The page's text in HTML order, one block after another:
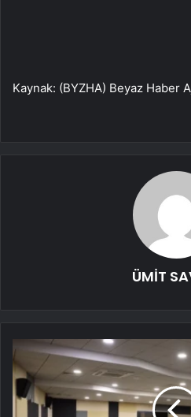
Kaynak: (BYZHA) Beyaz Haber
ÜMİT